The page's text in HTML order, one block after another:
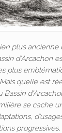
plus ancienne
d’Arcachon
plus
quelle est
Bassin
se cache